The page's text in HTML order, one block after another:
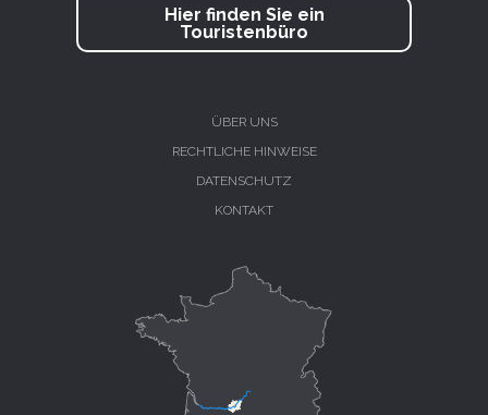
Hier finden Sie ein
Touristenbüro
ÜBER UNS
RECHTLICHE HINWEISE
DATENSCHUTZ
KONTAKT